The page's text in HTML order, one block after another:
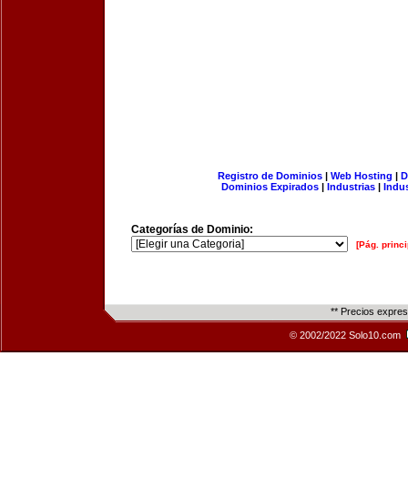
Registro de Dominios| Web Hosting |
Dominios Expirados | Industrias |
Categorías de Dominio:
[Pág.
** Precios
© 2002/2022 Solo10.com